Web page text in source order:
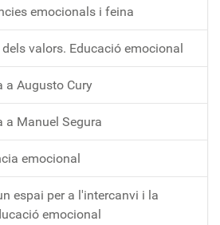
emocionals i feina
valors. Educació emocional
a Augusto Cury
a Manuel Segura
emocional
espai per a l'intercanvi i la
emocional